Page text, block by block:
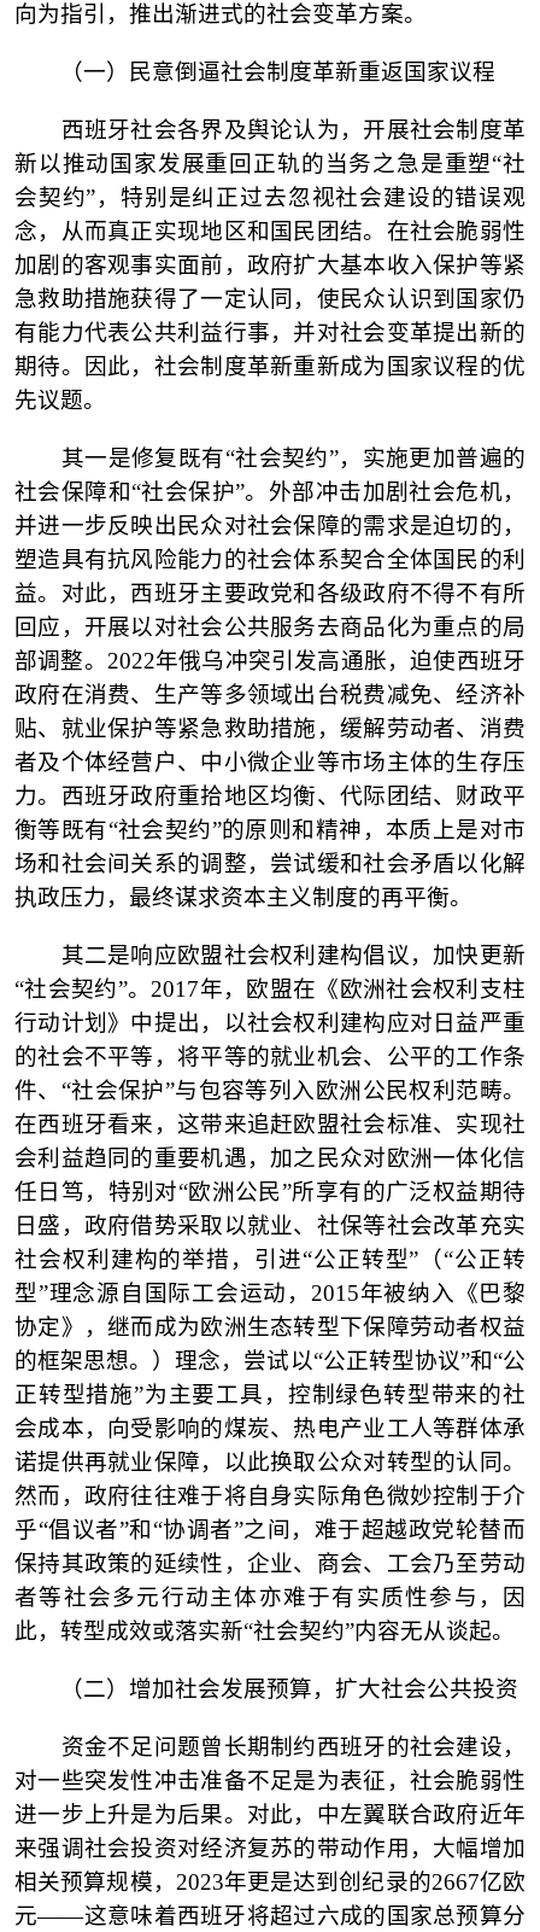
向为指引，推出渐进式的社会变革方案。
（一） 民意倒逼社会制度革新重返国家议程
西班牙社会各界及舆论认为，开展社会制度革
新以推动国家发展重回正轨的当务之急是重塑“社
会契约”，特别是纠正过去忽视社会建设的错误观
念，从而真正实现地区和国民团结。在社会脆弱性
加剧的客观事实面前，政府扩大基本收入保护等紧
急救助措施获得了一定认同，使民众认识到国家仍
有能力代表公共利益行事，并对社会变革提出新的
期待。因此，社会制度革新重新成为国家议程的优
先议题。
其一是修复既有“社会契约”，实施更加普遍的
社会保障和“社会保护”。外部冲击加剧社会危机，
并进一步反映出民众对社会保障的需求是迫切的，
塑造具有抗风险能力的社会体系契合全体国民的利
益。对此，西班牙主要政党和各级政府不得不有所
回应，开展以对社会公共服务去商品化为重点的局
部调整。2022年俄乌冲突引发高通胀，迫使西班牙
政府在消费、生产等多领域出台税费减免、经济补
贴、就业保护等紧急救助措施，缓解劳动者、消费
者及个体经营户、中小微企业等市场主体的生存压
力。西班牙政府重拾地区均衡、代际团结、财政平
衡等既有“社会契约”的原则和精神，本质上是对市
场和社会间关系的调整，尝试缓和社会矛盾以化解
执政压力，最终谋求资本主义制度的再平衡。
其二是响应欧盟社会权利建构倡议，加快更新
“社会契约”。2017年，欧盟在《欧洲社会权利支柱
行动计划》中提出，以社会权利建构应对日益严重
的社会不平等，将平等的就业机会、公平的工作条
件、“社会保护”与包容等列入欧洲公民权利范畴。
在西班牙看来，这带来追赶欧盟社会标准、实现社
会利益趋同的重要机遇，加之民众对欧洲一体化信
任日笃，特别对“欧洲公民”所享有的广泛权益期待
日盛，政府借势采取以就业、社保等社会改革充实
社会权利建构的举措，引进“公正转型”（“公正转
型”理念源自国际工会运动，2015年被纳入《巴黎
协定》，继而成为欧洲生态转型下保障劳动者权益
的框架思想。）理念，尝试以“公正转型协议”和“公
正转型措施”为主要工具，控制绿色转型带来的社
会成本，向受影响的煤炭、热电产业工人等群体承
诺提供再就业保障，以此换取公众对转型的认同。
然而，政府往往难于将自身实际角色微妙控制于介
乎“倡议者”和“协调者”之间，难于超越政党轮替而
保持其政策的延续性，企业、商会、工会乃至劳动
者等社会多元行动主体亦难于有实质性参与，因
此，转型成效或落实新“社会契约”内容无从谈起。
（二） 增加社会发展预算，扩大社会公共投资
资金不足问题曾长期制约西班牙的社会建设，
对一些突发性冲击准备不足是为表征，社会脆弱性
进一步上升是为后果。对此，中左翼联合政府近年
来强调社会投资对经济复苏的带动作用，大幅增加
相关预算规模， 2023年更是达到创纪录的2667亿欧
元——这意味着西班牙将超过六成的国家总预算分